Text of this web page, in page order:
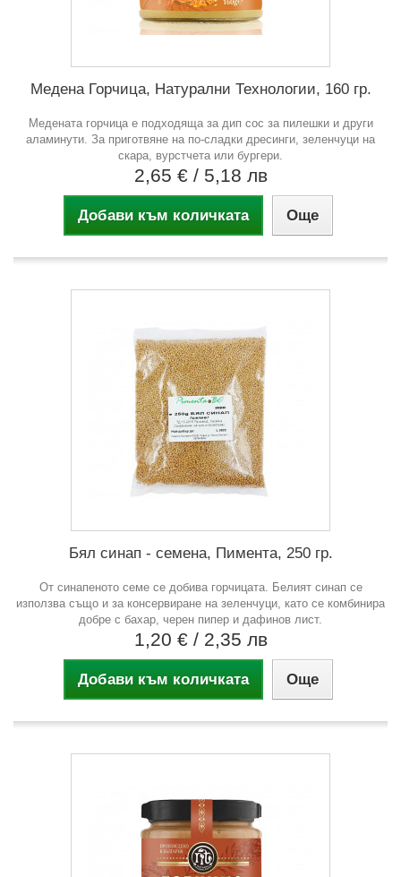
Медена Горчица, Натурални Технологии, 160 гр.
Медената горчица е подходяща за дип сос за пилешки и други
аламинути. За приготвяне на по-сладки дресинги, зеленчуци на
скара, вурстчета или бургери.
2,65 € / 5,18 лв
Добави към количката Още
Бял синап - семена, Пимента, 250 гр.
От синапеното семе се добива горчицата. Белият синап се
използва също и за консервиране на зеленчуци, като се комбинира
добре с бахар, черен пипер и дафинов лист.
1,20 € / 2,35 лв
Добави към количката Още